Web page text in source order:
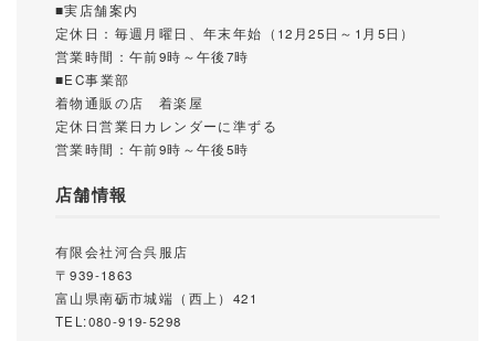
■実店舗案内
定休日：毎週月曜日、年末年始（12月25日～1月5日）
営業時間：午前9時～午後7時
■EC事業部
着物通販の店 着楽屋
定休日営業日カレンダーに準ずる
営業時間：午前9時～午後5時
店舗情報
有限会社河合呉服店
〒939-1863
富山県南砺市城端（西上）421
TEL:080-919-5298